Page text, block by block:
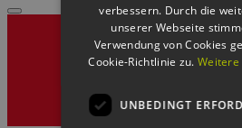
verbessern. Durch die
unserer Webseite
Verwendung von Cookies
Cookie-Richtlinie zu.
UNBEDINGT